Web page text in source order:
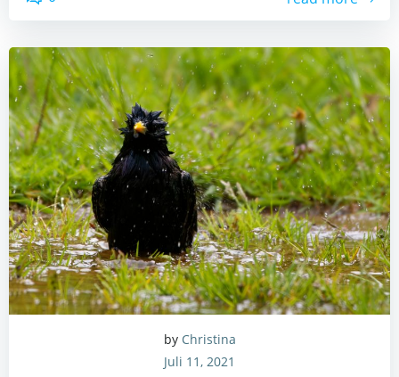
by Christina
Juli 11, 2021